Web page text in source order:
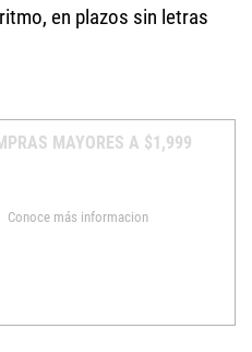
MAYORES A $1,999
Conoce más informacion